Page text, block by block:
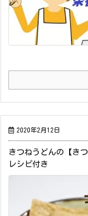
2020年2月12日
きつねうどんの【き
レシピ付き